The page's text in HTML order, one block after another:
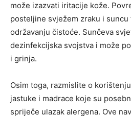
može izazvati iritacije kože.
posteljine svježem zraku i
održavanju čistoće. Sunčeva
dezinfekcijska svojstva i može
i grinja.
Osim toga, razmislite o
jastuke i madrace koje su
spriječe ulazak alergena. Ove